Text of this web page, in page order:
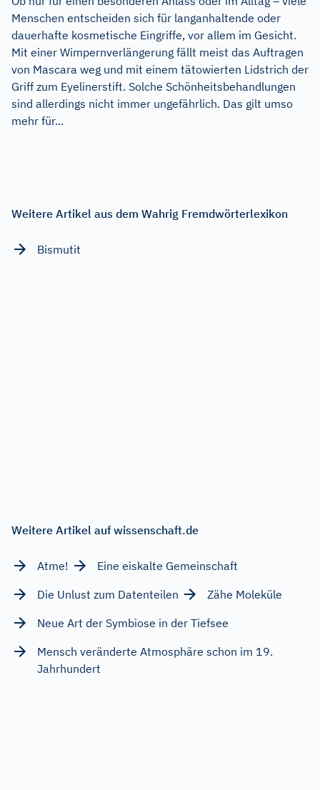
Menschen entscheiden sich für langanhaltende oder
dauerhafte kosmetische Eingriffe, vor allem im Gesicht.
Mit einer Wimpernverlängerung fällt meist das Auftragen
von Mascara weg und mit einem tätowierten Lidstrich der
Griff zum Eyelinerstift. Solche Schönheitsbehandlungen
sind allerdings nicht immer ungefährlich. Das gilt umso
mehr für...
Weitere Artikel aus dem Wahrig Fremdwörterlexikon
Bismutit
Weitere Artikel auf wissenschaft.de
Atme!
Eine eiskalte Gemeinschaft
Die Unlust zum Datenteilen
Zähe Moleküle
Neue Art der Symbiose in der Tiefsee
Mensch veränderte Atmosphäre schon im 19.
Jahrhundert